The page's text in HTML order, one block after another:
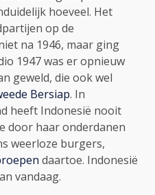
hoeveel. Het
op de
na 1946, maar ging
1947 was er opnieuw
geweld, die ook wel
Bersiap. In
heeft Indonesië nooit
door haar onderdanen
weerloze burgers,
daartoe. Indonesië
vandaag.